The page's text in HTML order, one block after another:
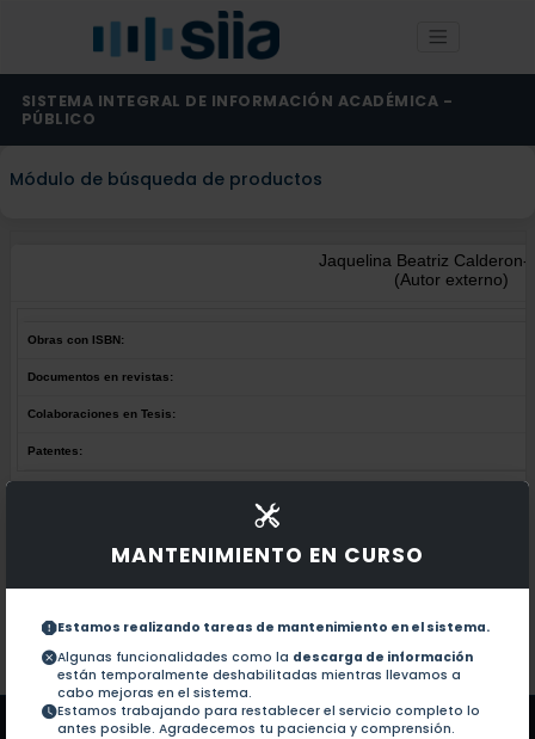
MANTENIMIENTO EN CURSO
Estamos realizando tareas de mantenimiento en el sistema.
Algunas funcionalidades como la descarga de información
están temporalmente deshabilitadas mientras llevamos a
cabo mejoras en el sistema.
Estamos trabajando para restablecer el servicio completo lo
antes posible. Agradecemos tu paciencia y comprensión.
SISTEMA INTEGRAL DE INFORMACIÓN ACADÉMICA -
PÚBLICO
Módulo de búsqueda de productos
Jaquelina Beatriz Calderon-
(Autor externo)
Obras con ISBN:
Documentos en revistas:
Colaboraciones en Tesis:
Patentes:
No hay obras de este autor.
Documentos en revistas:
Colaboraciones en Tesis:
Patentes: No hay patentes de este autor.